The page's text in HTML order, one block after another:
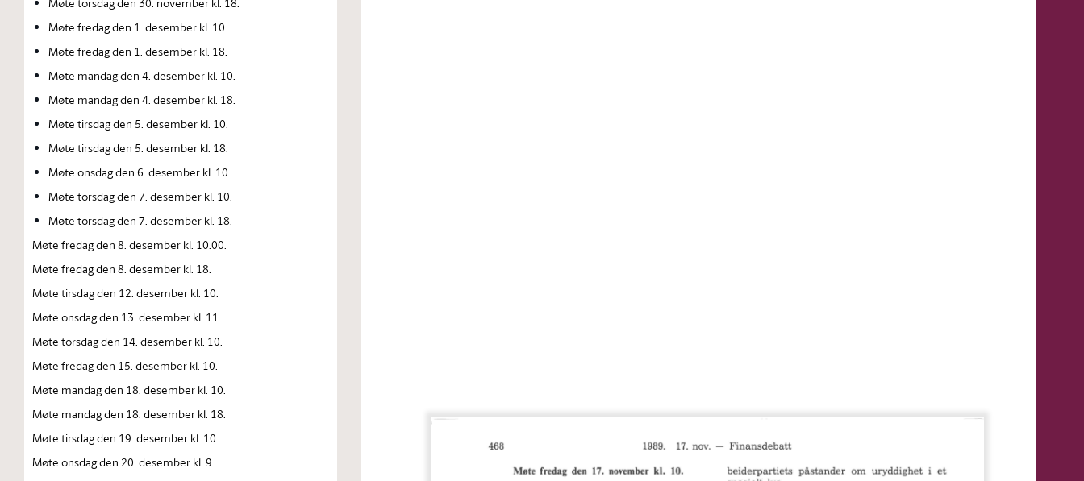
Møte fredag den 1. desember kl. 10.
Møte fredag den 1. desember kl. 18.
Møte mandag den 4. desember kl. 10.
Møte mandag den 4. desember kl. 18.
Møte tirsdag den 5. desember kl. 10.
Møte tirsdag den 5. desember kl. 18.
Møte onsdag den 6. desember kl. 10
Møte torsdag den 7. desember kl. 10.
Møte torsdag den 7. desember kl. 18.
Møte fredag den 8. desember kl. 10.00.
Møte fredag den 8. desember kl. 18.
Møte tirsdag den 12. desember kl. 10.
Møte onsdag den 13. desember kl. 11.
Møte torsdag den 14. desember kl. 10.
Møte fredag den 15. desember kl. 10.
Møte mandag den 18. desember kl. 10.
Møte mandag den 18. desember kl. 18.
Møte tirsdag den 19. desember kl. 10.
Møte onsdag den 20. desember kl. 9.